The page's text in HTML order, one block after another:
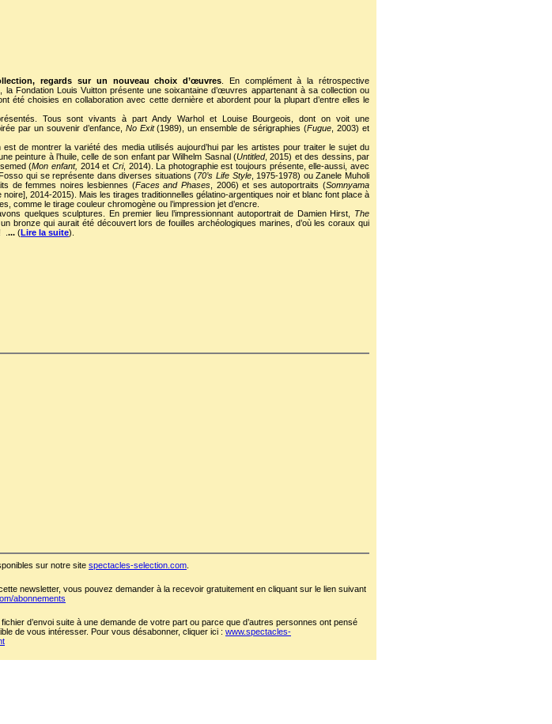
regards sur un nouveau choix d’œuvres . En complément à la rétrospective
la Fondation Louis Vuitton présente une soixantaine d’œuvres appartenant à sa collection ou
été choisies en collaboration avec cette dernière et abordent pour la plupart d’entre elles le
Tous sont vivants à part Andy Warhol et Louise Bourgeois, dont on voit une
par un souvenir d’enfance, No Exit(1989), un ensemble de sérigraphies (Fugue , 2003) et
de montrer la variété des media utilisés aujourd’hui par les artistes pour traiter le sujet du
peinture à l’huile, celle de son enfant par Wilhelm Sasnal (Untitled, 2015) et des dessins, par
(Mon enfant, 2014 et Cri, 2014). La photographie est toujours présente, elle-aussi, avec
qui se représente dans diverses situations (70’s Life Style, 1975-1978) ou Zanele Muholi
de femmes noires lesbiennes (Faces and Phases , 2006) et ses autoportraits (Somnyama
noire], 2014-2015). Mais les tirages traditionnelles gélatino-argentiques noir et blanc font place à
comme le tirage couleur chromogène ou l’impression jet d’encre.
quelques sculptures. En premier lieu l’impressionnant autoportrait de Damien Hirst, The
bronze qui aurait été découvert lors de fouilles archéologiques marines, d’où les coraux qui
... (Lire la suite).
sur notre site spectacles-selection.com
newsletter, vous pouvez demander à la recevoir gratuitement en cliquant sur le lien suivant
abonnements
d’envoi suite à une demande de votre part ou parce que d’autres personnes ont pensé
de vous intéresser. Pour vous désabonner, cliquer ici : www.spectacles-